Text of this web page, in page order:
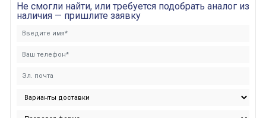
Не смогли найти, или требуется подобрать аналог из
наличия — пришлите заявку